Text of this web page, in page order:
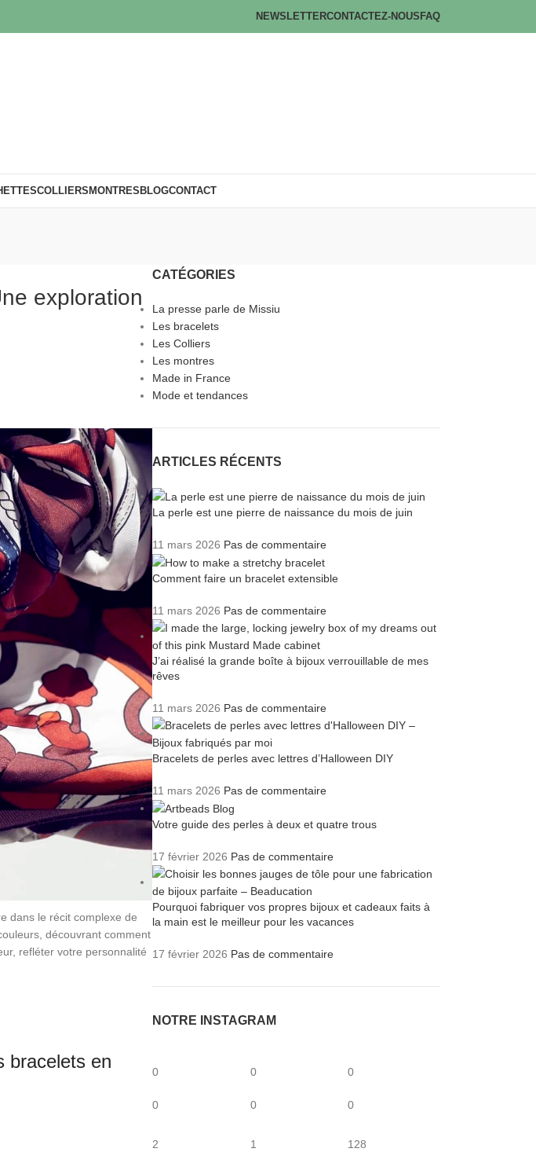
NEWSLETTERCONTACTEZ-NOUS FAQ
COLLIERS MONTRES BLOGCONTACT
exploration
dans le récit complexe de
découvrant comment
refléter votre personnalité
bracelets en
CATÉGORIES
La presse parle de Missiu
Les bracelets
Les Colliers
Les montres
Made in France
Mode et tendances
ARTICLES RÉCENTS
La perle est une pierre de naissance du mois de juin
11 mars 2026 Pas de commentaire
Comment faire un bracelet extensible
11 mars 2026 Pas de commentaire
J’ai réalisé la grande boîte à bijoux verrouillable de mes
rêves
11 mars 2026 Pas de commentaire
Bracelets de perles avec lettres d’Halloween DIY
11 mars 2026 Pas de commentaire
Votre guide des perles à deux et quatre trous
17 février 2026 Pas de commentaire
Pourquoi fabriquer vos propres bijoux et cadeaux faits à
la main est le meilleur pour les vacances
17 février 2026 Pas de commentaire
NOTRE INSTAGRAM
0
0
0
0
0
0
2 1 128